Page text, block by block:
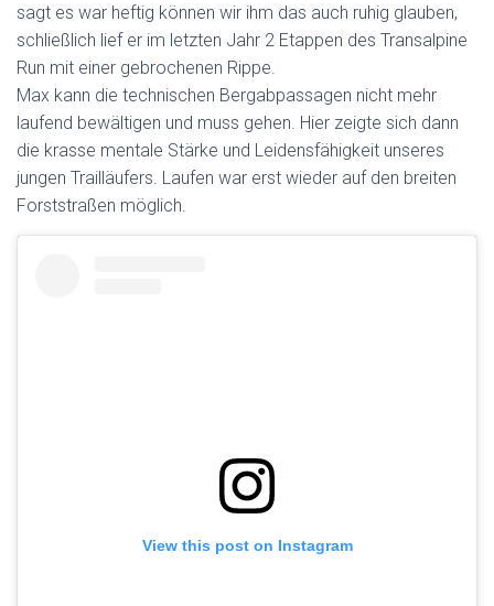
sagt es war heftig können wir ihm das auch ruhig glauben,
schließlich lief er im letzten Jahr 2 Etappen des Transalpine
Run mit einer gebrochenen Rippe.
Max kann die technischen Bergabpassagen nicht mehr
laufend bewältigen und muss gehen. Hier zeigte sich dann
die krasse mentale Stärke und Leidensfähigkeit unseres
jungen Trailläufers. Laufen war erst wieder auf den breiten
Forststraßen möglich.
View this post on Instagram